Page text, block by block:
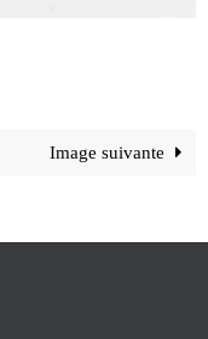
Image suivante